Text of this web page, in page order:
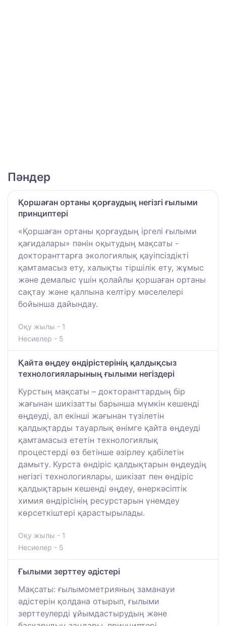
Пәндер
Қоршаған ортаны қорғаудың негізгі ғылыми
принциптері
«Қоршаған ортаны қорғаудың іргелі ғылыми
қағидалары» пәнін оқытудың мақсаты -
докторанттарға экологиялық қауіпсіздікті
қамтамасыз ету, халықты тіршілік ету, жұмыс
және демалыс үшін қолайлы қоршаған ортаны
сақтау және қалпына келтіру мәселелері
бойынша дайындау.
Оқу жылы - 1
Несиелер - 5
Қайта өңдеу өндірістерінің қалдықсыз
технологияларының ғылыми негіздері
Курстың мақсаты – докторанттардың бір
жағынан шикізатты барынша мүмкін кешенді
өңдеуді, ал екінші жағынан түзілетін
қалдықтарды тауарлық өнімге қайта өңдеуді
қамтамасыз ететін технологиялық
процестерді өз бетінше әзірлеу қабілетін
дамыту. Курста өндіріс қалдықтарын өңдеудің
негізгі технологиялары, шикізат пен өндіріс
қалдықтарын кешенді өңдеу, өнеркәсіптік
химия өндірісінің ресурстарын үнемдеу
көрсеткіштері қарастырылады.
Оқу жылы - 1
Несиелер - 5
Ғылыми зерттеу әдістері
Мақсаты: ғылымометрияның заманауи
әдістерін қолдана отырып, ғылыми
зерттеулерді ұйымдастырудың және